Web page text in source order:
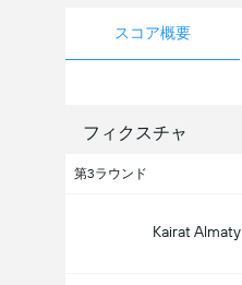
スコア概要
フィクスチャ
第3ラウンド
Kairat Almaty